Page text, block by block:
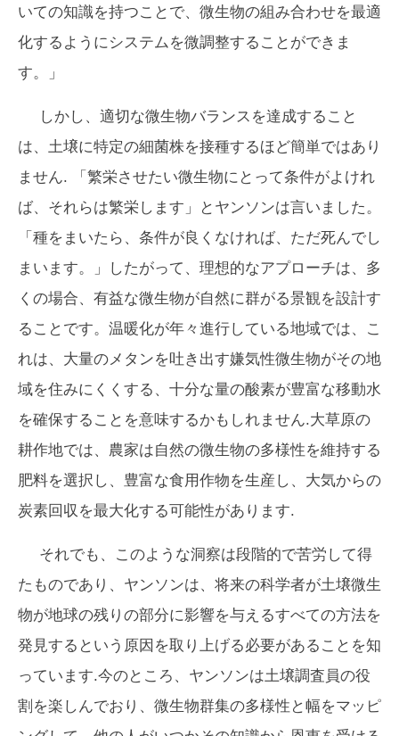
いての知識を持つことで、微生物の組み合わせを最適
化するようにシステムを微調整することができま
す。」
しかし、適切な微生物バランスを達成すること
は、土壌に特定の細菌株を接種するほど簡単ではあり
ません. 「繁栄させたい微生物にとって条件がよけれ
ば、それらは繁栄します」とヤンソンは言いました。
「種をまいたら、条件が良くなければ、ただ死んでし
まいます。」したがって、理想的なアプローチは、多
くの場合、有益な微生物が自然に群がる景観を設計す
ることです。温暖化が年々進行している地域では、こ
れは、大量のメタンを吐き出す嫌気性微生物がその地
域を住みにくくする、十分な量の酸素が豊富な移動水
を確保することを意味するかもしれません.大草原の
耕作地では、農家は自然の微生物の多様性を維持する
肥料を選択し、豊富な食用作物を生産し、大気からの
炭素回収を最大化する可能性があります.
それでも、このような洞察は段階的で苦労して得
たものであり、ヤンソンは、将来の科学者が土壌微生
物が地球の残りの部分に影響を与えるすべての方法を
発見するという原因を取り上げる必要があることを知
っています.今のところ、ヤンソンは土壌調査員の役
割を楽しんでおり、微生物群集の多様性と幅をマッピ